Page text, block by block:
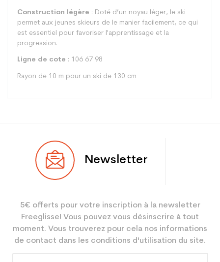
Construction légère : Doté d’un noyau léger, le ski
permet aux jeunes skieurs de le manier facilement, ce qui
est essentiel pour favoriser l'apprentissage et la
progression.
Ligne de cote : 106 67 98
Rayon de 10 m pour un ski de 130 cm
Utilisateur Junior
Coloris Noir
En achetant d'occasion :
Economie CO² (en kg)
2.1
Newsletter
5€ offerts pour votre inscription à la newsletter
Freeglisse! Vous pouvez vous désinscrire à tout
moment. Vous trouverez pour cela nos informations
de contact dans les conditions d'utilisation du site.